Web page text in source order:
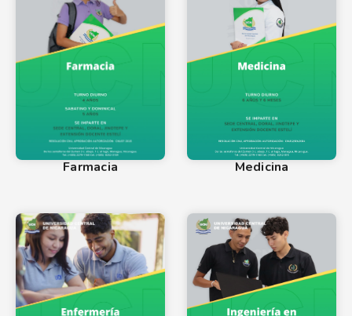
Farmacia Medicina